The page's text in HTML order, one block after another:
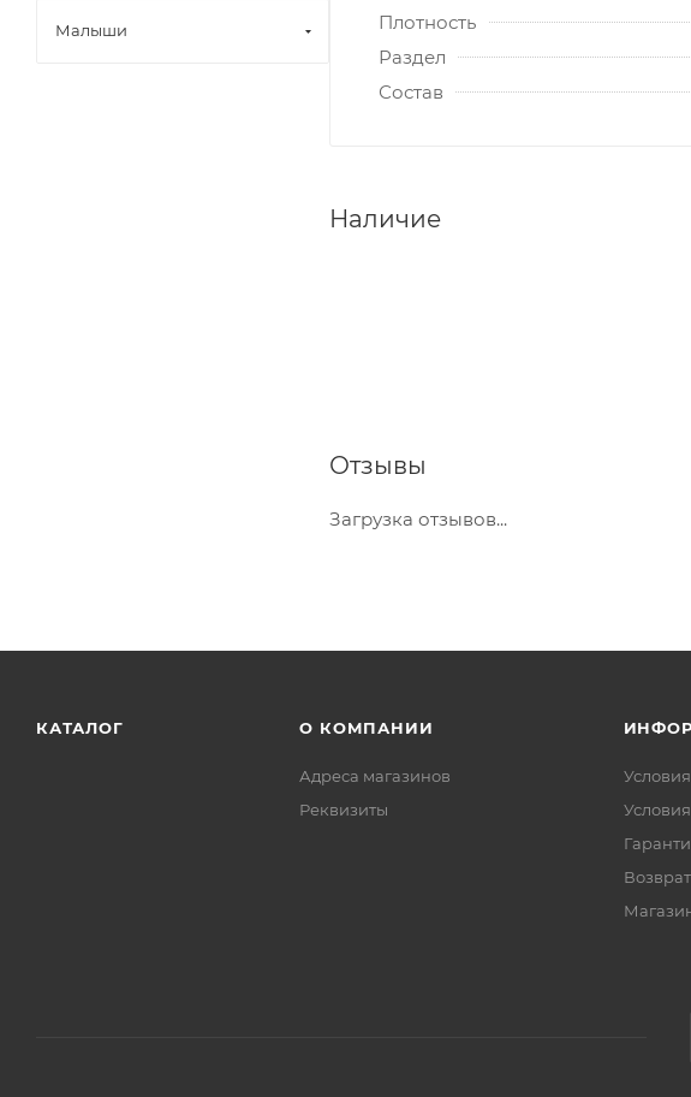
Плотность
Раздел
Состав
Наличие
Отзывы
Загрузка отзывов...
Малыши
КАТАЛОГ О КОМПАНИИ
Адреса магазинов
Реквизиты